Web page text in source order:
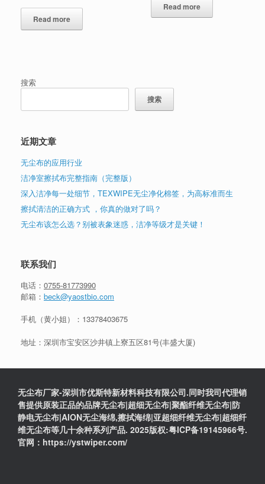
Read more
Read more
搜索
搜索
近期文章
无尘布的应用行业
洁净室擦拭布完整指南（完整版）
深入洁净每一处细节，TEXWIPE无尘净化棉签，为高标准而生
擦拭清洁的正确方式 ，你真的做对了吗？
无尘布该怎么选？别被表象迷惑，洁净等级才是关键！
联系我们
电话： 0755-81773990
邮箱： beck@yaostbio.com
手机（黄小姐）： 13378403675
地址：深圳市宝安区沙井镇上寮五区81号(丰盛大厦)
无尘布厂家-深圳市优斯特新材料科技有限公司.同时我司代理销
售提供原装正品的品牌无尘布|超细无尘布|聚酯纤维无尘布|防
静电无尘布|AION无尘海绵,擦拭海绵|亚超细纤维无尘布|超细纤
维无尘布等几十余种系列产品. 2025版权:粤ICP备19145966号.
官网：https://ystwiper.com/